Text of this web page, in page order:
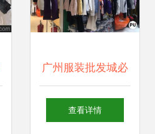
广州服装批发城必
逛指南 不会砍价？
查看详情